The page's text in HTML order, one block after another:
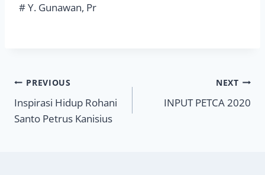
# Y. Gunawan, Pr
Navigasi
pos
PREVIOUS
Inspirasi Hidup Rohani
Santo Petrus Kanisius
NEXT
INPUT PETCA 2020